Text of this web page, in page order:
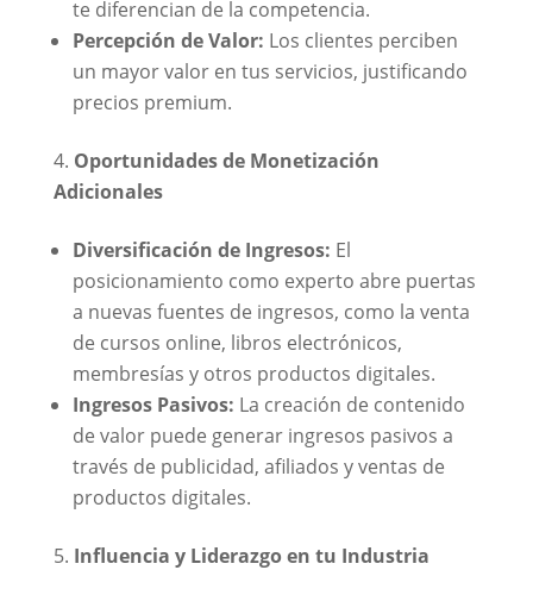
te diferencian de la competencia.
Percepción de Valor: Los clientes perciben
un mayor valor en tus servicios, justificando
precios premium.
Oportunidades de Monetización
Adicionales
Diversificación de Ingresos: El
posicionamiento como experto abre puertas
a nuevas fuentes de ingresos, como la venta
de cursos online, libros electrónicos,
membresías y otros productos digitales.
Ingresos Pasivos: La creación de contenido
de valor puede generar ingresos pasivos a
través de publicidad, afiliados y ventas de
productos digitales.
Influencia y Liderazgo en tu Industria